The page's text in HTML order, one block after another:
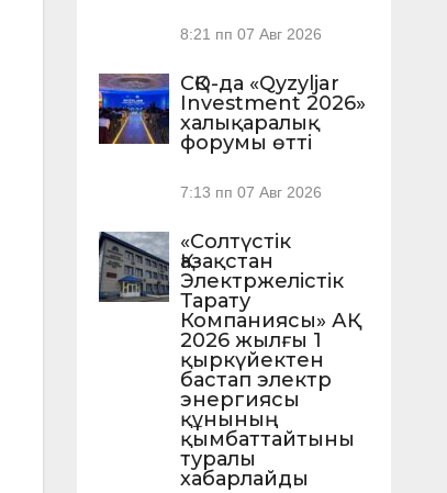
8:21 пп 07 Авг 2026
СҚО-да «Qyzyljar
Investment 2026»
халықаралық
форумы өтті
7:13 пп 07 Авг 2026
«Солтүстік
Қазақстан
Электржелістік
Тарату
Компаниясы» АҚ
2026 жылғы 1
қыркүйектен
бастап электр
энергиясы
құнының
қымбаттайтыны
туралы
хабарлайды